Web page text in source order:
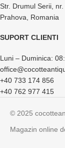
Str. Drumul Serii,
Prahova, Romania
SUPORT CLIENTI
Luni – Duminica:
+40 733 174 856
+40 762 977 415
© 2025
Magazin online